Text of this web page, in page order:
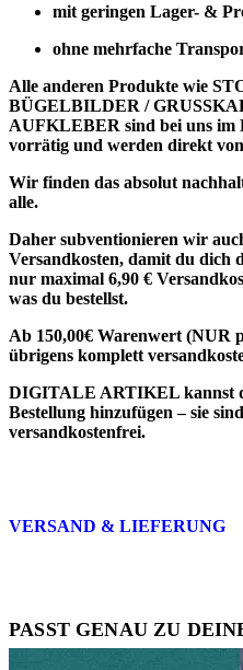
mit geringen Lager- &
ohne mehrfache
Alle anderen Produkte wie
BÜGELBILDER /
AUFKLEBER sind bei uns
vorrätig und werden direkt
Wir finden das absolut
alle.
Daher subventionieren wir
Versandkosten, damit du dich
nur maximal 6,90 €
was du bestellst.
Ab 150,00€ Warenwert (NUR
übrigens komplett
DIGITALE ARTIKEL kannst
Bestellung hinzufügen – sie
versandkostenfrei.
VERSAND & LIEFERUNG
PASST GENAU ZU